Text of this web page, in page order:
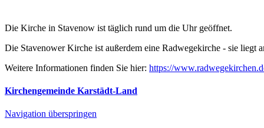
Die Kirche in Stavenow ist täglich rund um die Uhr geöffnet.
Die Stavenower Kirche ist außerdem eine Radwegekirche - sie liegt
Weitere Informationen finden Sie hier: https://
Kirchengemeinde Karstädt-Land
Navigation überspringen